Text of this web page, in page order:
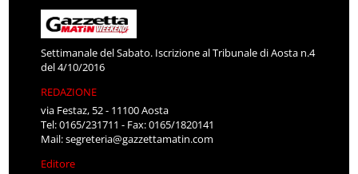
Settimanale del Sabato. Iscrizione al Tribunale di Aosta n.4
del 4/10/2016
REDAZIONE
via Festaz, 52 - 11100 Aosta
Tel: 0165/231711 - Fax: 0165/1820141
Mail:segreteria@gazzettamatin.com
Editore